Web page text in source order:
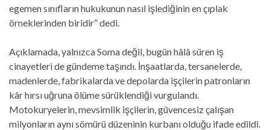
egemen sınıfların hukukunun nasıl işlediğinin en çıplak
örneklerinden biridir” dedi.
Açıklamada, yalnızca Soma değil, bugün hâlâ süren iş
cinayetleri de gündeme taşındı. İnşaatlarda, tersanelerde,
madenlerde, fabrikalarda ve depolarda işçilerin patronların
kâr hırsı uğruna ölüme sürüklendiği vurgulandı.
Motokuryelerin, mevsimlik işçilerin, güvencesiz çalışan
milyonların aynı sömürü düzeninin kurbanı olduğu ifade edildi.